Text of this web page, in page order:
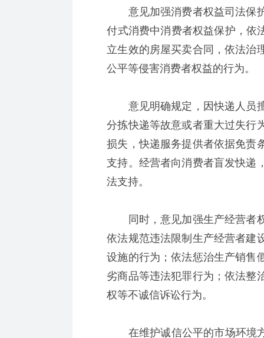
意见加强消费者权益司法保护
付式消费中消费者权益保护，依
立生效的房屋买卖合同，依法治
公平等侵害消费者权益的行为。
意见明确规定，因快递人员擅
分拣快递等故意或者重大过失行
损失，快递服务提供者依据免责
支持。经营者向消费者盲发快递
法支持。
同时，意见加强生产经营者权
依法规范违法限制生产经营者建
设施的行为；依法惩治生产销售
劣商品等违法犯罪行为；依法整
权等不诚信诉讼行为。
在维护诚信公平的市场环境方